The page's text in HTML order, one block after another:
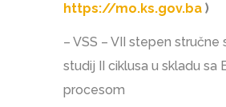
https://mo.ks.gov.ba )
– VSS – VII stepen stručne
studij II ciklusa u skladu sa
procesom